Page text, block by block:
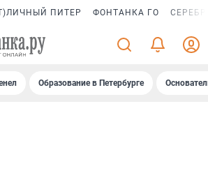
ПИТЕР ФОНТАНКА ГО
Образование в Петербурге